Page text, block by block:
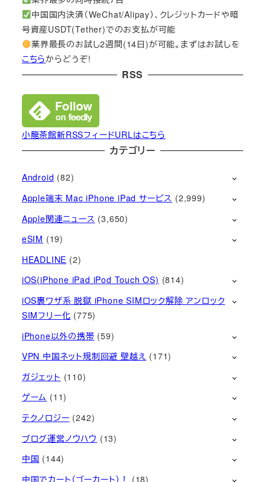
中国国内決済（WeChat/Alipay）、クレジットカードや暗
号資産USDT(Tether)でのお支払が可能
業界最長のお試し2週間(14日)が可能。まずはお試しを
こちらからどうぞ!
RSS
小龍茶館新RSSフィードURLはこちら
カテゴリー
Android (82)
Apple端末 Mac iPhone iPad サービス (2,999)
Apple関連ニュース (3,650)
eSIM (19)
HEADLINE (2)
iOS(iPhone iPad iPod Touch OS) (814)
iOS裏ワザ系 脱獄 iPhone SIMロック解除 アンロック
SIMフリー化 (775)
iPhone以外の携帯 (59)
VPN 中国ネット規制回避 壁越え (171)
ガジェット (110)
ゲーム (11)
テクノロジー (242)
ブログ運営ノウハウ (13)
中国 (144)
中国でカート（ゴーカート）！
(18)